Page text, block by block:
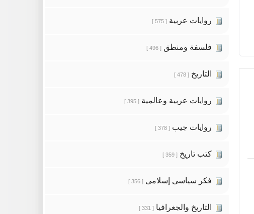
روايات عربية [ 575 ]
فلسفة ومنطق [ 496 ]
التاريخ [ 478 ]
روايات عربية وعالمية [ 395 ]
روايات جيب [ 378 ]
كتب تاريخ [ 359 ]
فكر سياسى إسلامى [ 356 ]
التاريخ والجغرافيا [ 331 ]